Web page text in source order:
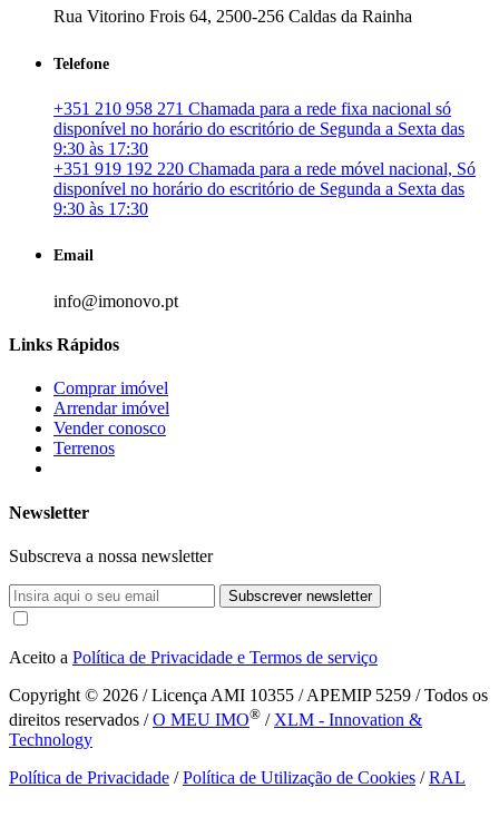
Rua Vitorino Frois 64, 2500-256 Caldas da Rainha
Telefone
+351 210 958 271 Chamada para a rede fixa nacional só
disponível no horário do escritório de Segunda a Sexta das
9:30 às 17:30
+351 919 192 220 Chamada para a rede móvel nacional, Só
disponível no horário do escritório de Segunda a Sexta das
9:30 às 17:30
Email
info@imonovo.pt
Links Rápidos
Comprar imóvel
Arrendar imóvel
Vender conosco
Terrenos
Newsletter
Subscreva a nossa newsletter
Subscrever newsletter
Aceito a Política de Privacidade e Termos de serviço
Copyright © 2026 / Licença AMI 10355 / APEMIP 5259 / Todos os
direitos reservados /O MEU IMO® / XLM - Innovation &
Technology
Política de Privacidade /Política de Utilização de Cookies /RAL